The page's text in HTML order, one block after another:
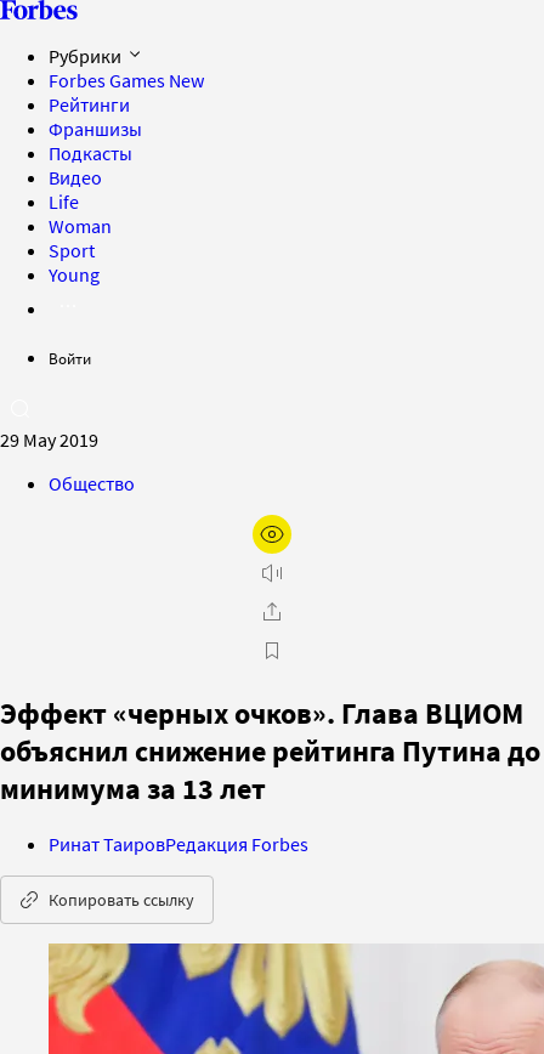
Рубрики
Forbes Games New
Рейтинги
Франшизы
Подкасты
Видео
Life
Woman
Sport
Young
Войти
29 May 2019
Общество
Эффект «черных очков». Глава ВЦИОМ
объяснил снижение рейтинга Путина до
минимума за 13 лет
Ринат ТаировРедакция Forbes
Копировать ссылку